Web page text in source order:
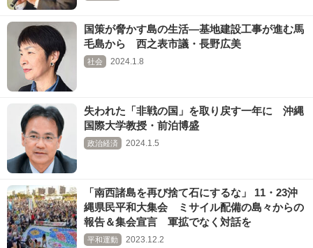
国策が脅かす島の生活―基地建設工事が進む馬
毛島から 西之表市議・長野広美
社会 2024.1.8
失われた「非戦の国」を取り戻す一年に 沖縄
国際大学教授・前泊博盛
政治経済 2024.1.5
「南西諸島を再び捨て石にするな」 11・23沖
縄県民平和大集会 ミサイル配備の島々からの
報告＆集会宣言 軍拡でなく対話を
平和運動 2023.12.2